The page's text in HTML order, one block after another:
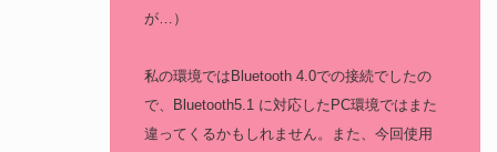
が…）
私の環境ではBluetooth 4.0での接続でしたの
で、Bluetooth5.1 に対応したPC環境ではまた
違ってくるかもしれません。また、今回使用